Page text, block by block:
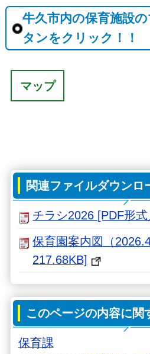
牛久市内の保育施設
タンをクリック！！
マップ
関連ファイルダウンロ
チラシ2026 [PDF形
保育園案内図（
217.68KB]
このページの内容に関
保育課